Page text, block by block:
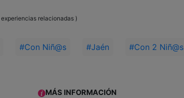
relacionadas )
#Con Niñ@s #Jaén #Con 2 Niñ@s
MÁS INFORMACIÓN